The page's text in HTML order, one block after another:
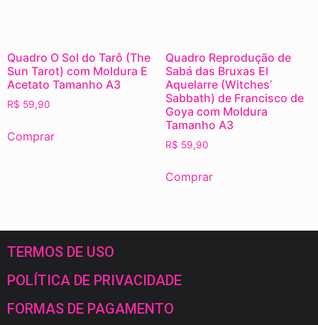
Quadro O Sol do Tarô (The
Sun Tarot) com Moldura E
Acetato Tamanho A3
R$ 59,90
Comprar
Quadro Reprodução de
Sabá das Bruxas El
Aquelarre (Witches’
Sabbath) de Francisco de
Goya com Moldura
Tamanho A3
R$ 59,90
Comprar
TERMOS DE USO
POLÍTICA DE PRIVACIDADE
FORMAS DE PAGAMENTO